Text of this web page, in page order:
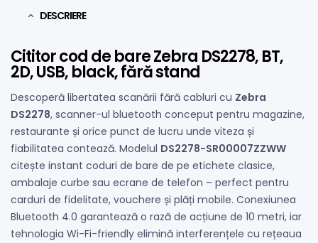
DESCRIERE
Cititor cod de bare Zebra DS2278, BT,
2D, USB, black, fără stand
Descoperă libertatea scanării fără cabluri cu Zebra
DS2278, scanner-ul bluetooth conceput pentru magazine,
restaurante și orice punct de lucru unde viteza și
fiabilitatea contează. Modelul DS2278-SR00007ZZWW
citește instant coduri de bare de pe etichete clasice,
ambalaje curbe sau ecrane de telefon – perfect pentru
carduri de fidelitate, vouchere și plăți mobile. Conexiunea
Bluetooth 4.0 garantează o rază de acțiune de 10 metri, iar
tehnologia Wi-Fi-friendly elimină interferențele cu rețeaua